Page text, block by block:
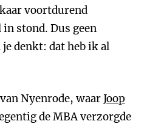
voortdurend
stond. Dus geen
denkt: dat heb ik al
Nyenrode, waarJoop
de MBA verzorgde